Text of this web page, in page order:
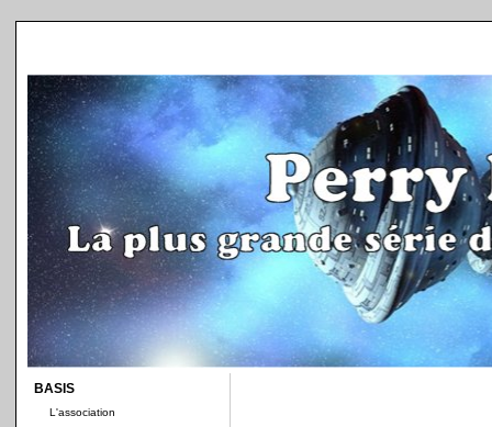
BASIS
L'association